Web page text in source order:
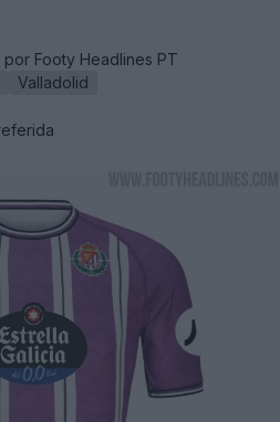
Footy Headlines PT
Valladolid